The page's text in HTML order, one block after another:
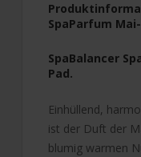
SpaParfum
SpaBalancer
Pad.
Einhüllend,
ist der Duft der
blumig warmen